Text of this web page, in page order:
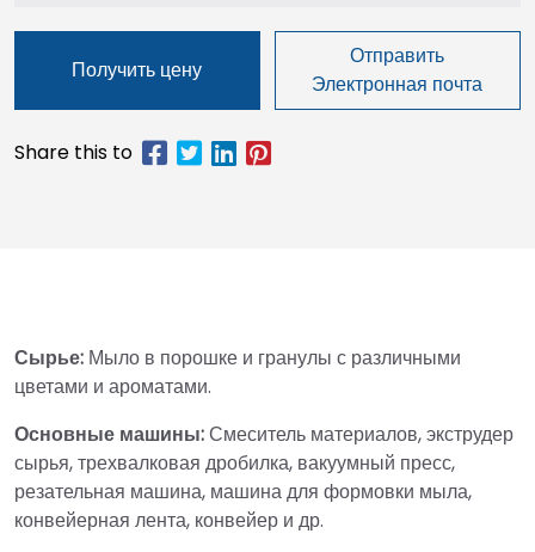
Получить цену
Отправить
Электронная почта
Сырье: Мыло в порошке и гранулы с различными
цветами и ароматами.
Основные машины:Смеситель материалов, экструдер
сырья, трехвалковая дробилка, вакуумный пресс,
резательная машина, машина для формовки мыла,
конвейерная лента, конвейер и др.